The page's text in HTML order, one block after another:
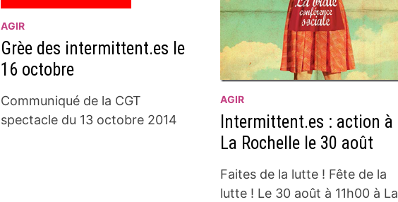
AGIR
Grèe des intermittent.es le
16 octobre
Communiqué de la CGT
spectacle du 13 octobre 2014
AGIR
Intermittent.es : action à
La Rochelle le 30 août
Faites de la lutte ! Fête de la
lutte ! Le 30 août à 11h00 à La